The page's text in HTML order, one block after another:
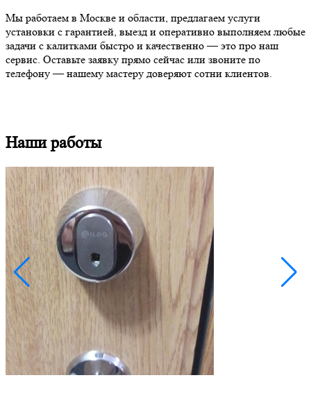
Мы работаем в Москве и области, предлагаем услуги
установки с гарантией, выезд и оперативно выполняем любые
задачи с калитками быстро и качественно — это про наш
сервис. Оставьте заявку прямо сейчас или звоните по
телефону — нашему мастеру доверяют сотни клиентов.
Наши работы